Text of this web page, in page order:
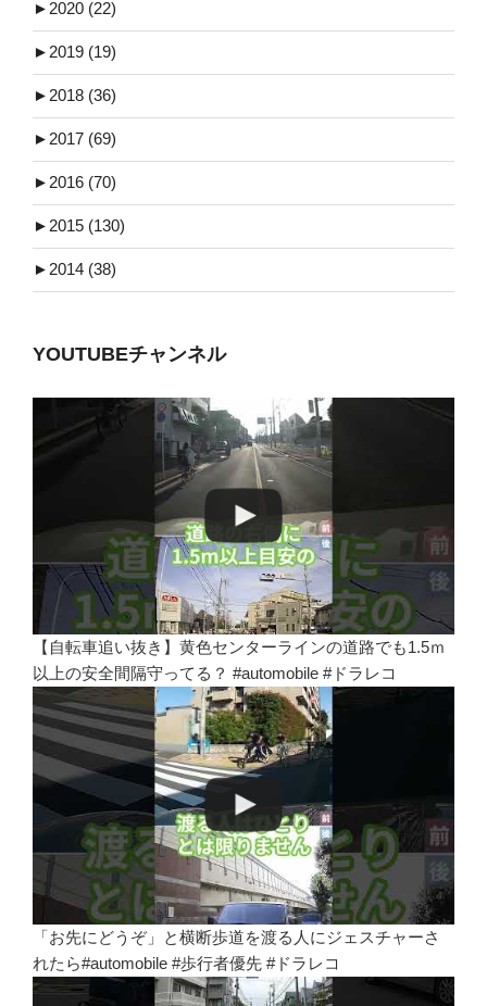
►2020 (22)
►2019 (19)
►2018 (36)
►2017 (69)
►2016 (70)
►2015 (130)
►2014 (38)
YOUTUBEチャンネル
【自転車追い抜き】黄色センターラインの道路でも1.5ｍ
以上の安全間隔守ってる？ #automobile #ドラレコ
「お先にどうぞ」と横断歩道を渡る人にジェスチャーさ
れたら#automobile #歩行者優先 #ドラレコ